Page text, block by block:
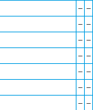
– –
– –
– –
– –
– –
– –
– –